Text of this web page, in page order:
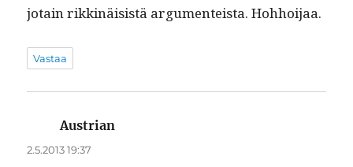
jotain rikkinäi­sistä argu­menteista. Hohhoijaa.
Vastaa
Austrian
2.5.2013 19:37